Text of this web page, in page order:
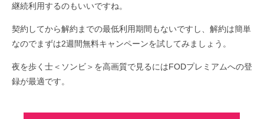
継続利用するのもいいですね。
契約してから解約までの最低利用期間もないですし、解約は簡単
なのでまずは2週間無料キャンペーンを試してみましょう。
夜を歩く士＜ソンビ＞を高画質で見るにはFODプレミアムへの登
録が最適です。